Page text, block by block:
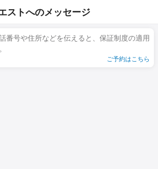
ストへのメッセージ
番号や住所などを伝えると、保証制度の適用
ご予約はこちら